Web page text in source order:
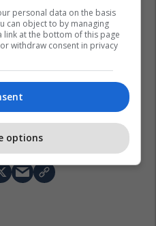
personal data on the basis
can object to by managing
at the bottom of this page
withdraw consent in privacy
options